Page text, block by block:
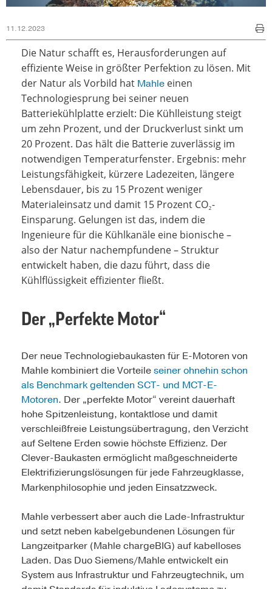
11.12.2023
Die Natur schafft es, Herausforderungen auf
effiziente Weise in größter Perfektion zu lösen. Mit
der Natur als Vorbild hat Mahle einen
Technologiesprung bei seiner neuen
Batteriekühlplatte erzielt: Die Kühlleistung steigt
um zehn Prozent, und der Druckverlust sinkt um
20 Prozent. Das hält die Batterie zuverlässig im
notwendigen Temperaturfenster. Ergebnis: mehr
Leistungsfähigkeit, kürzere Ladezeiten, längere
Lebensdauer, bis zu 15 Prozent weniger
Materialeinsatz und damit 15 Prozent CO₂-
Einsparung. Gelungen ist das, indem die
Ingenieure für die Kühlkanäle eine bionische –
also der Natur nachempfundene – Struktur
entwickelt haben, die dazu führt, dass die
Kühlflüssigkeit effizienter fließt.
Der „Perfekte Motor“
Der neue Technologiebaukasten für E-Motoren von
Mahle kombiniert die Vorteileseiner ohnehin schon
als Benchmark geltenden SCT- und MCT-E-
Motoren. Der „perfekte Motor“ vereint dauerhaft
hohe Spitzenleistung, kontaktlose und damit
verschleißfreie Leistungsübertragung, den Verzicht
auf Seltene Erden sowie höchste Effizienz. Der
Clever-Baukasten ermöglicht maßgeschneiderte
Elektrifizierungslösungen für jede Fahrzeugklasse,
Markenphilosophie und jeden Einsatzzweck.
Mahle verbessert aber auch die Lade-Infrastruktur
und setzt neben kabelgebundenen Lösungen für
Langzeitparker (Mahle chargeBIG) auf kabelloses
Laden. Das Duo Siemens/Mahle entwickelt ein
System aus Infrastruktur und Fahrzeugtechnik, um